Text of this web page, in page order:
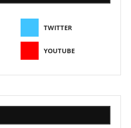
TWITTER
YOUTUBE